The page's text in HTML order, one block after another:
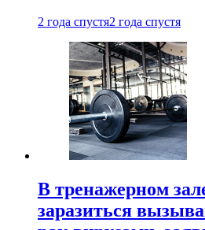
2 года спустя2 года спустя
В тренажерном
заразиться